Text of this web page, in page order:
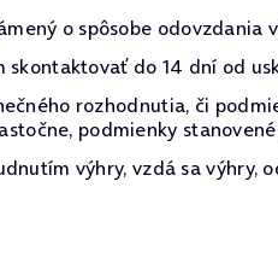
o spôsobe
skontaktovať do 14 dní od
rozhodnutia, či
podmienky
výhry, vzdá sa